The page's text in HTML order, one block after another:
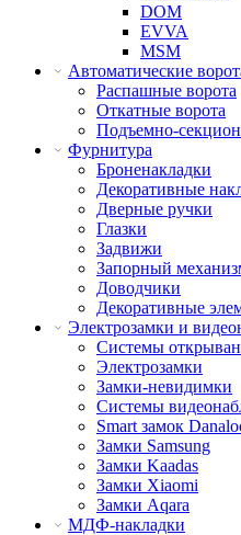
DOM
EVVA
MSM
Автоматические
Распашные ворота
Откатные ворота
Подъемно-
Фурнитура
Броненакладки
Декоративные
Дверные ручки
Глазки
Задвижи
Запорный
Доводчики
Декоративные
Электрозамки и
Системы
Электрозамки
Замки-невидимки
Системы
Smart замок
Замки Samsung
Замки Kaadas
Замки Xiaomi
Замки Aqara
МДФ-накладки